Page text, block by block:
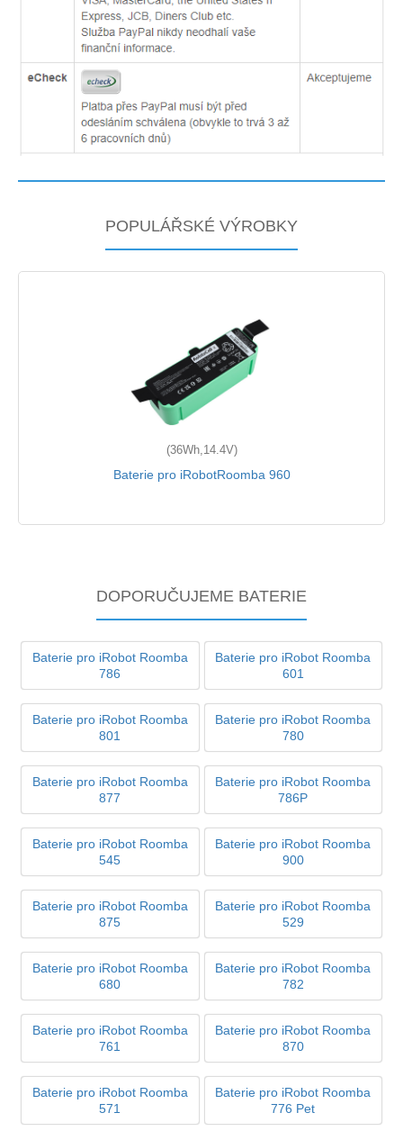
POPULÁŘSKÉ VÝROBKY
(36Wh,14.4V)
Baterie pro iRobotRoomba 960
DOPORUČUJEME BATERIE
Baterie pro iRobot Roomba
786
Baterie pro iRobot Roomba
601
Baterie pro iRobot Roomba
801
Baterie pro iRobot Roomba
780
Baterie pro iRobot Roomba
877
Baterie pro iRobot Roomba
786P
Baterie pro iRobot Roomba
545
Baterie pro iRobot Roomba
900
Baterie pro iRobot Roomba
875
Baterie pro iRobot Roomba
529
Baterie pro iRobot Roomba
680
Baterie pro iRobot Roomba
782
Baterie pro iRobot Roomba
761
Baterie pro iRobot Roomba
870
Baterie pro iRobot Roomba
571
Baterie pro iRobot Roomba
776 Pet